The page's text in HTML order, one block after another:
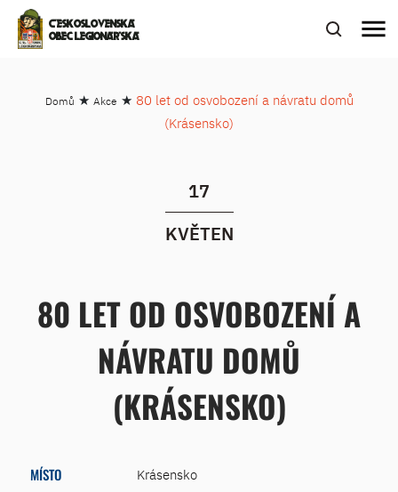
ČESKOSLOVENSKÁ
OBEC LEGIONÁŘSKÁ
menu
Domů ★ Akce ★ 80 let od osvobození a návratu domů
(Krásensko)
17
KVĚTEN
80 LET OD OSVOBOZENÍ A
NÁVRATU DOMŮ
(KRÁSENSKO)
MÍSTO Krásensko